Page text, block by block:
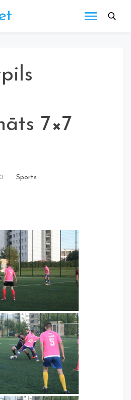
7×7
Sports